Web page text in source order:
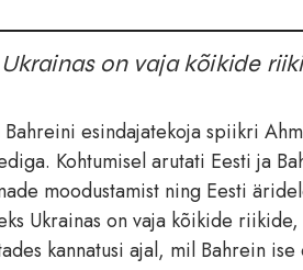
on vaja kõikide
esindajatekoja spiikri
Kohtumisel arutati Eesti ja
moodustamist ning Eesti
Ukrainas on vaja kõikide
kannatusi ajal, mil Bahrein ise